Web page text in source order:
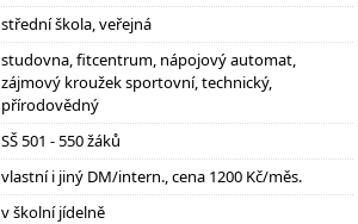
střední škola, veřejná
studovna, fitcentrum, nápojový automat,
zájmový kroužek sportovní, technický,
přírodovědný
SŠ 501 - 550 žáků
vlastní i jiný DM/intern., cena 1200 Kč/měs.
v školní jídelně